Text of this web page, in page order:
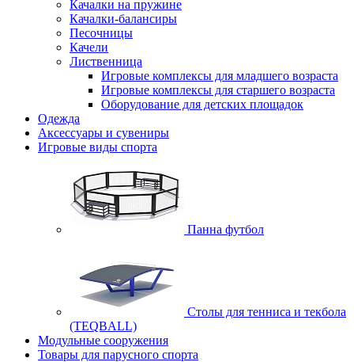
Качалки на пружине
Качалки-балансиры
Песочницы
Качели
Лиственница
Игровые комплексы для младшего возраста
Игровые комплексы для старшего возраста
Оборудование для детских площадок
Одежда
Аксессуары и сувениры
Игровые виды спорта
Панна футбол
Cтолы для тенниса и текбола
(TEQBALL)
Модульные сооружения
Товары для парусного спорта